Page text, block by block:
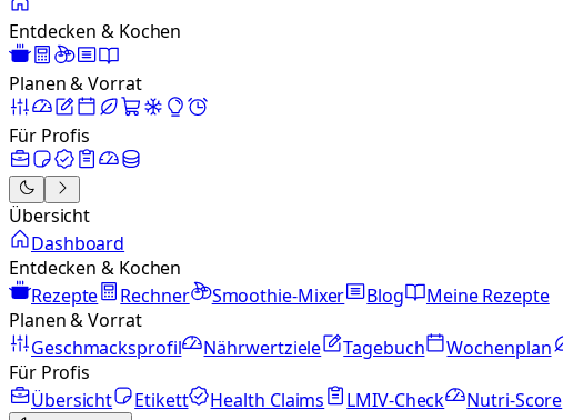
Entdecken & Kochen
Planen & Vorrat
Für Profis
Übersicht
Dashboard
Entdecken & Kochen
Rezepte
Rechner Smoothie-Mixer Blog
Meine Rezepte
Planen & Vorrat
Geschmacksprofil
Nährwertziele Tagebuch Wochenplan
Für Profis
Übersicht
Etikett Health Claims LMIV-Check Nutri-Score